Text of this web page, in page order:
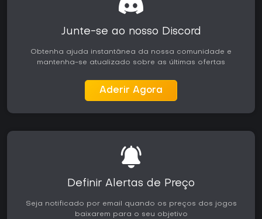
Junte-se ao nosso Discord
Obtenha ajuda instantânea da nossa comunidade e
mantenha-se atualizado sobre as últimas ofertas
Aderir Agora
Definir Alertas de Preço
Seja notificado por email quando os preços dos jogos
baixarem para o seu objetivo